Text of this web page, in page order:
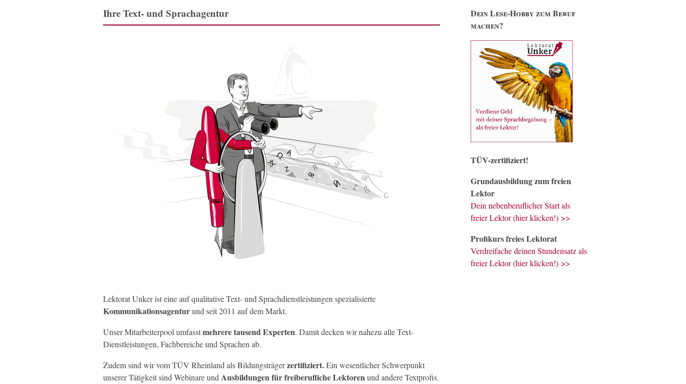
Ihre Text- und Sprachagentur
Lektorat Unker ist eine auf qualitative Text- und Sprachdienstleistungen spezialisierte
Kommunikationsagenturund seit 2011 auf dem Markt.
Unser Mitarbeiterpool umfasstmehrere tausend Experten. Damit decken wir nahezu alle Text-
Dienstleistungen, Fachbereiche und Sprachen ab.
Zudem sind wir vom TÜV Rheinland als Bildungsträgerzertifiziert.Ein wesentlicher Schwerpunkt
unserer Tätigkeit sind Webinare und Ausbildungen für freiberufliche Lektorenund andere Textprofis.
Dein Lese-Hobby zum Beruf
machen?
TÜV-zertifiziert!
Grundausbildung zum freien
Lektor
Dein nebenberuflicher Start als
freier Lektor (hier klicken!) >>
Profikurs freies Lektorat
Verdreifache deinen Stundensatz als
freier Lektor (hier klicken!) >>